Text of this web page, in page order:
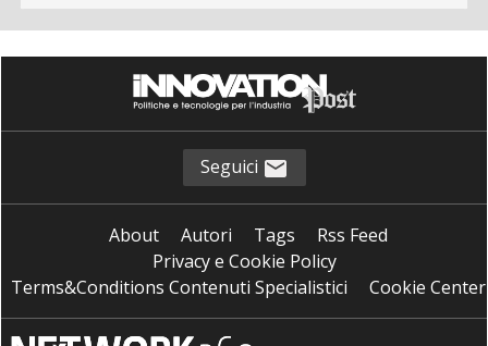
Seguici
About Autori Tags
Rss Feed
Privacy e Cookie Policy
Terms&Conditions Contenuti Specialistici
Cookie Center